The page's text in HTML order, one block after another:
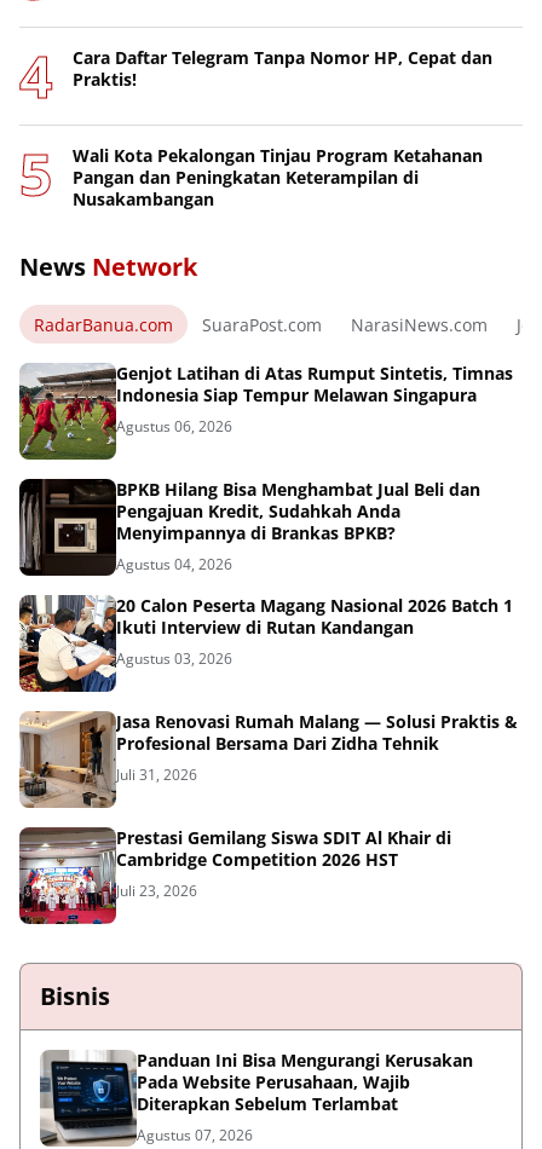
Cara Daftar Telegram Tanpa Nomor HP, Cepat dan
Praktis!
Wali Kota Pekalongan Tinjau Program Ketahanan
Pangan dan Peningkatan Keterampilan di
Nusakambangan
News Network
RadarBanua.com SuaraPost.com NarasiNews.com
Genjot Latihan di Atas Rumput Sintetis, Timnas
Indonesia Siap Tempur Melawan Singapura
Agustus 06, 2026
BPKB Hilang Bisa Menghambat Jual Beli dan
Pengajuan Kredit, Sudahkah Anda
Menyimpannya di Brankas BPKB?
Agustus 04, 2026
20 Calon Peserta Magang Nasional 2026 Batch 1
Ikuti Interview di Rutan Kandangan
Agustus 03, 2026
Jasa Renovasi Rumah Malang — Solusi Praktis &
Profesional Bersama Dari Zidha Tehnik
Juli 31, 2026
Prestasi Gemilang Siswa SDIT Al Khair di
Cambridge Competition 2026 HST
Juli 23, 2026
Bisnis
Panduan Ini Bisa Mengurangi Kerusakan
Pada Website Perusahaan, Wajib
Diterapkan Sebelum Terlambat
Agustus 07, 2026